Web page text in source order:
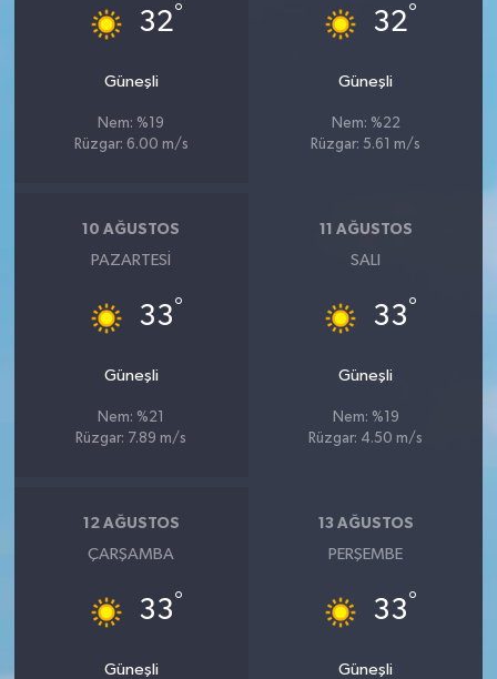
32°
Güneşli
Nem: %19
Rüzgar: 6.00 m/s
32°
Güneşli
Nem: %22
Rüzgar: 5.61 m/s
10 AĞUSTOS
PAZARTESI
33°
Güneşli
Nem: %21
Rüzgar: 7.89 m/s
11 AĞUSTOS
SALI
33°
Güneşli
Nem: %19
Rüzgar: 4.50 m/s
12 AĞUSTOS
ÇARŞAMBA
33°
Güneşli
13 AĞUSTOS
PERŞEMBE
33°
Güneşli